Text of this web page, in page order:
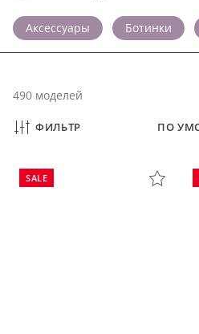
490 моделей
ПО
ФИЛЬТР
Аксессуары Ботинки
SALE